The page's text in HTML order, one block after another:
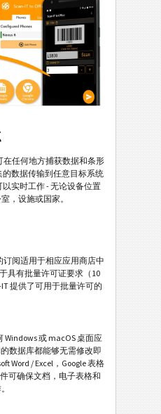
在任何地方捕获数据和条形
数据传输到任意目标系统
实时工作 - 无论设备位置
，设施或国家。
订阅适用于相应应用商店中
具有批量许可证要求（10
提供了可用于批量许可的
Windows 或 macOS 桌面应
数据库都能够无需修改即
Word / Excel，Google 表格
可确保文档，电子表格和